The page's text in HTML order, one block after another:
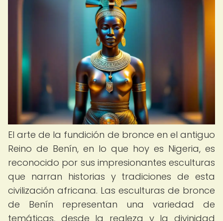
El arte de la fundición de bronce en el antiguo
Reino de Benín, en lo que hoy es Nigeria, es
reconocido por sus impresionantes esculturas
que narran historias y tradiciones de esta
civilización africana. Las esculturas de bronce
de Benín representan una variedad de
temáticas, desde la realeza y la divinidad